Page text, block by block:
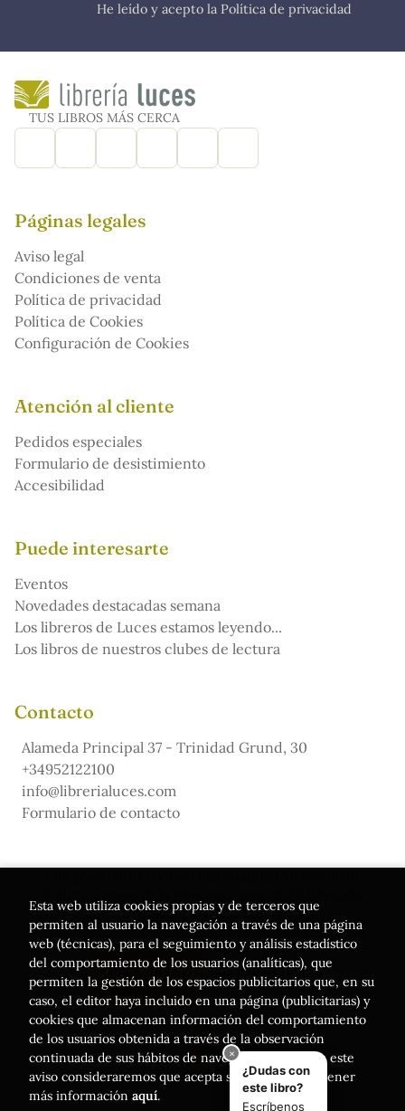
He leído y acepto la Política de privacidad
TUS LIBROS MÁS CERCA
Páginas legales
Aviso legal
Condiciones de venta
Política de privacidad
Política de Cookies
Configuración de Cookies
Atención al cliente
Pedidos especiales
Formulario de desistimiento
Accesibilidad
Puede interesarte
Eventos
Novedades destacadas semana
Los libreros de Luces estamos leyendo...
Los libros de nuestros clubes de lectura
Contacto
Alameda Principal 37 - Trinidad Grund, 30
+34952122100
info@librerialuces.com
Formulario de contacto
Cómic y de la Lectura
Esta web utiliza cookies propias y de terceros que
permiten al usuario la navegación a través de una página
web (técnicas), para el seguimiento y análisis estadístico
del comportamiento de los usuarios (analíticas), que
permiten la gestión de los espacios publicitarios que, en su
caso, el editor haya incluido en una página (publicitarias) y
cookies que almacenan información del comportamiento
de los usuarios obtenida a través de la observación
continuada de sus hábitos de navegación. Si acepta este
aviso consideraremos que acepta su uso. Puede obtener
más información aquí.